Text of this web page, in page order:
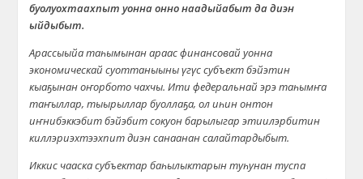
буолуохтаахпыт уонна онно наадыйабыт да диэн
ыйдыбыт.
Арассыыйа таһымынан араас финансовай уонна
экономическай суоттаныыны үгүс субъект бэйэтин
кыаҕынан оҥорбото чахчы. Ити федеральнай эрэ таһымҥа
таҥыллар, тыырыллар буоллаҕа, ол иһин онтон
иҥнибэккэбит бэйэбит сокуон барылыгар этиилэрбитин
киллэриэхтээхпит диэн санаанан салайтардыбыт.
Иккис чааска субъектар баһылыктарын туһунан туспа